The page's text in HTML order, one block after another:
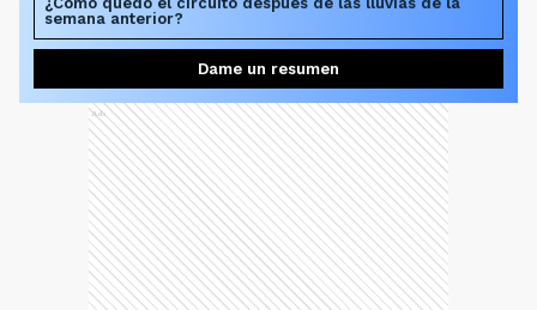
semana anterior?
Dame un resumen
Ads